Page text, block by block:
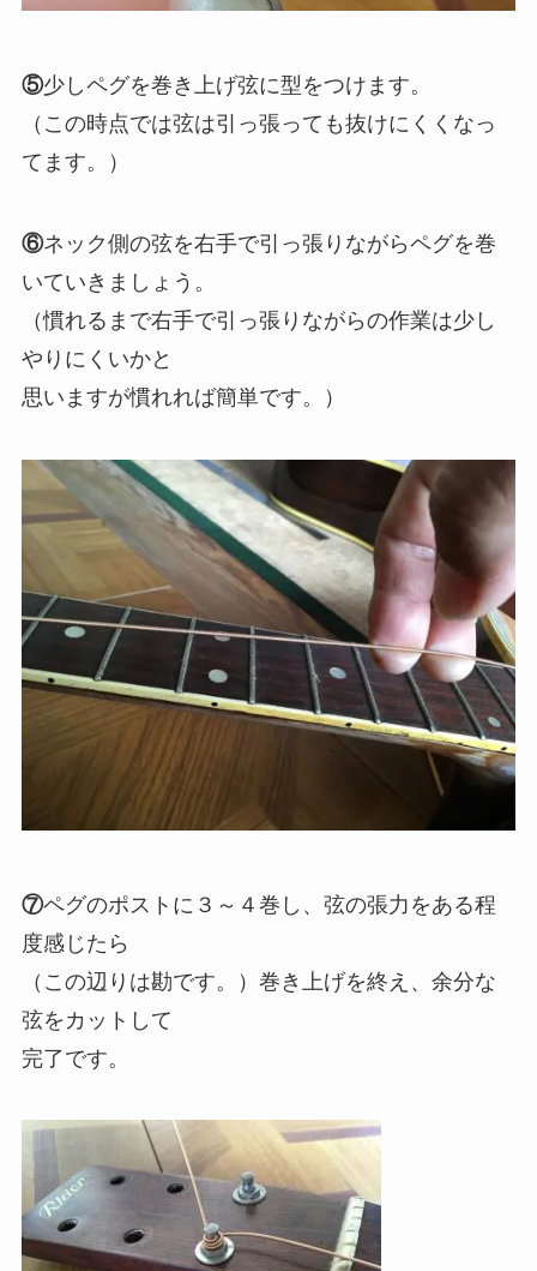
⑤少しペグを巻き上げ弦に型をつけます。
（この時点では弦は引っ張っても抜けにくくなっ
てます。）
⑥ネック側の弦を右手で引っ張りながらペグを巻
いていきましょう。
（慣れるまで右手で引っ張りながらの作業は少し
やりにくいかと
思いますが慣れれば簡単です。）
⑦ペグのポストに３～４巻し、弦の張力をある程
度感じたら
（この辺りは勘です。）巻き上げを終え、余分な
弦をカットして
完了です。